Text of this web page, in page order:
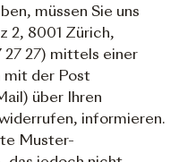
müssen Sie uns
2, 8001 Zürich,
27 27) mittels einer
mit der Post
über Ihren
informieren.
Muster-